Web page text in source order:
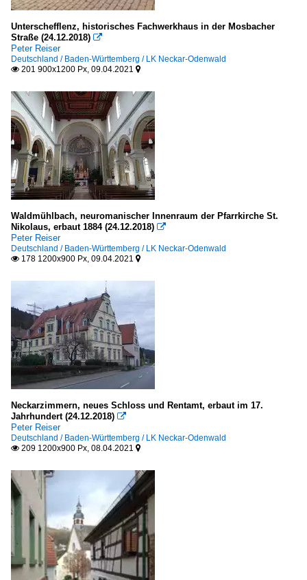
Unterschefflenz, historisches Fachwerkhaus in der Mosbacher
Straße (24.12.2018) 
Peter Reiser
Deutschland / Baden-Württemberg / LK Neckar-Odenwald
 201 900x1200 Px, 09.04.2021 
Waldmühlbach, neuromanischer Innenraum der Pfarrkirche St.
Nikolaus, erbaut 1884 (24.12.2018) 
Peter Reiser
Deutschland / Baden-Württemberg / LK Neckar-Odenwald
 178 1200x900 Px, 09.04.2021 
Neckarzimmern, neues Schloss und Rentamt, erbaut im 17.
Jahrhundert (24.12.2018) 
Peter Reiser
Deutschland / Baden-Württemberg / LK Neckar-Odenwald
 209 1200x900 Px, 08.04.2021 